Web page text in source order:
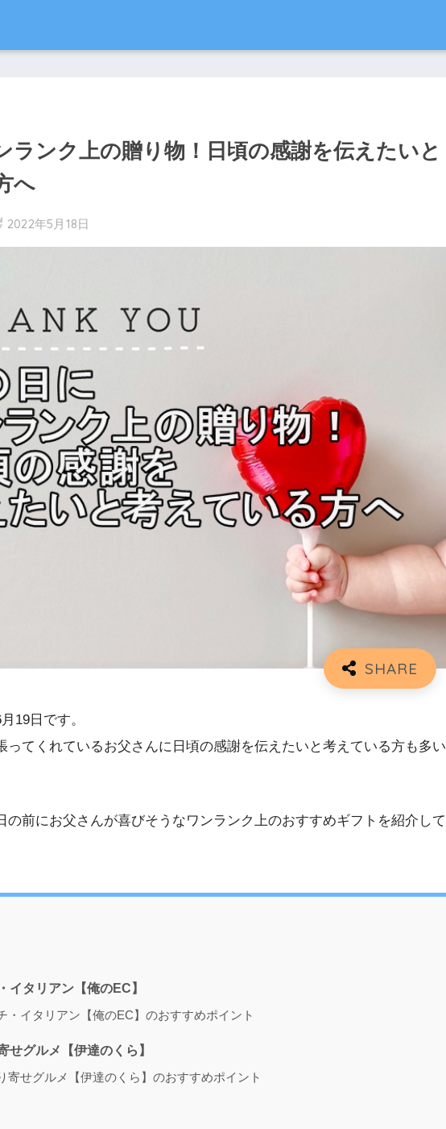
ランク上の贈り物！日頃の感謝を伝えたいと
へ
2022年5月18日
19日です。
ってくれているお父さんに日頃の感謝を伝えたいと考えている方も多い
の前にお父さんが喜びそうなワンランク上のおすすめギフトを紹介して
イタリアン【俺のEC】
・イタリアン【俺のEC】のおすすめポイント
せグルメ【伊達のくら】
寄せグルメ【伊達のくら】のおすすめポイント